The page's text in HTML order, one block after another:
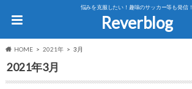
悩みを克服したい！趣味のサッカー等も発信！
Reverblog
HOME 2021年 3月
2021年3月